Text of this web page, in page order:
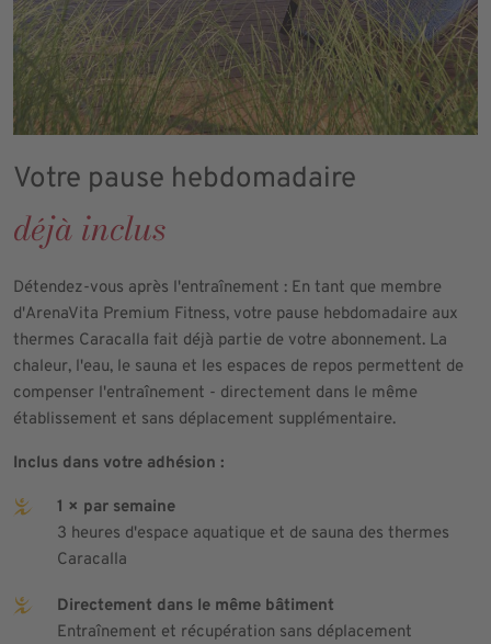
Votre pause hebdomadaire
déjà inclus
Détendez-vous après l'entraînement : En tant que membre
d'ArenaVita Premium Fitness, votre pause hebdomadaire aux
thermes Caracalla fait déjà partie de votre abonnement. La
chaleur, l'eau, le sauna et les espaces de repos permettent de
compenser l'entraînement - directement dans le même
établissement et sans déplacement supplémentaire.
Inclus dans votre adhésion :
1 × par semaine
3 heures d'espace aquatique et de sauna des thermes
Caracalla
Directement dans le même bâtiment
Entraînement et récupération sans déplacement